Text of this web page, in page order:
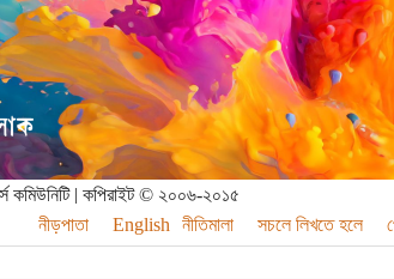
কমিউনিটি | কপিরাইট © ২০০৬-২০১৫
নীড়পাতা
English নীতিমালা সচলে লিখতে হলে